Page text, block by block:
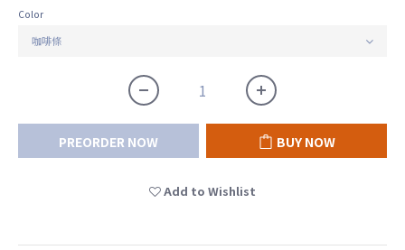
Color
PREORDER NOW BUY NOW
Add to Wishlist